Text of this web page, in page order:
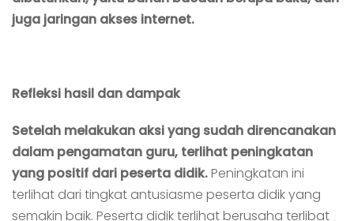
juga jaringan akses internet.
Refleksi hasil dan dampak
Setelah melakukan aksi yang sudah direncanakan
dalam pengamatan guru, terlihat peningkatan
yang positif dari peserta didik.Peningkatan ini
terlihat dari tingkat antusiasme peserta didik yang
semakin baik. Peserta didik terlihat berusaha terlibat